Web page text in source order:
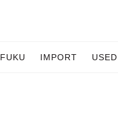
FUKU IMPORT USED